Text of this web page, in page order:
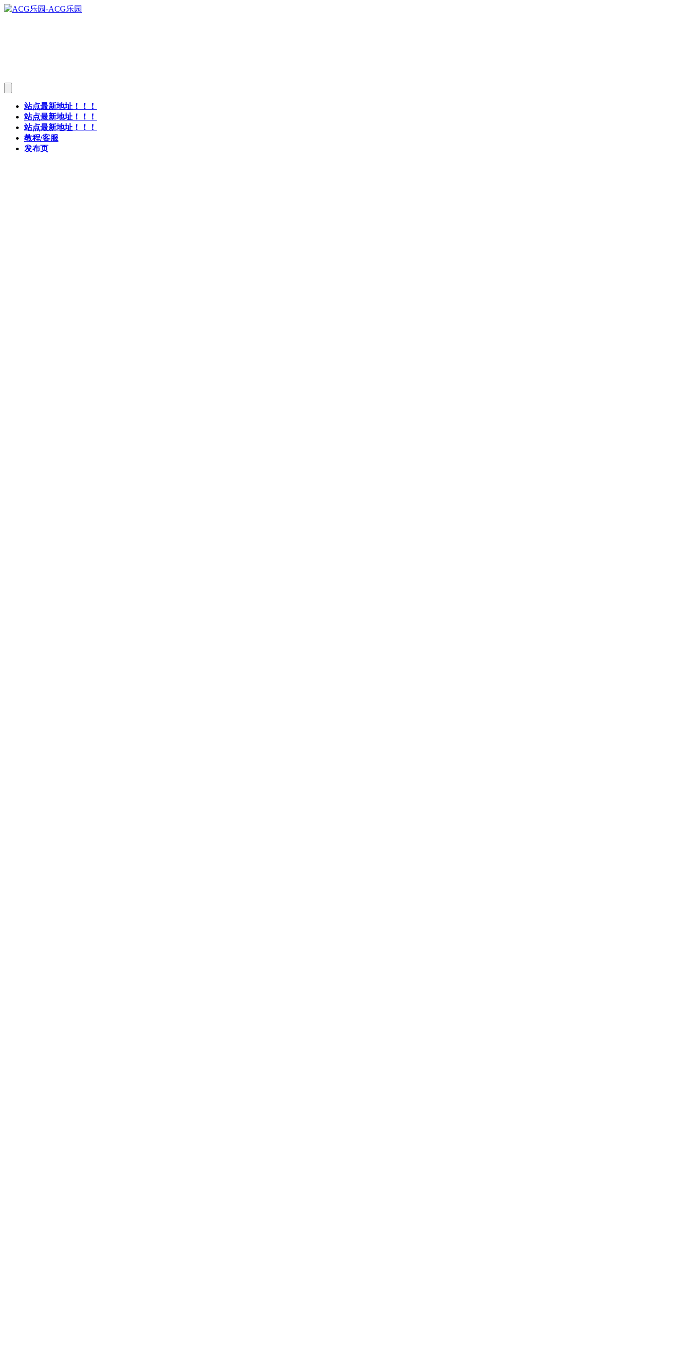
站点最新地址！！！
站点最新地址！！！
站点最新地址！！！
教程/客服
发布页